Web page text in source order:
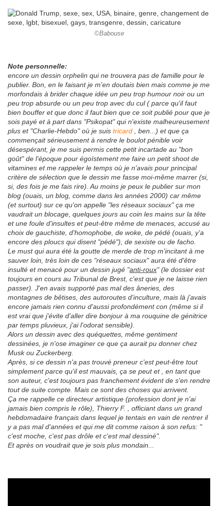
©Babouse
Note personnelle:
encore un dessin orphelin qui ne trouvera pas de famille pour le
publier. Bon, en le faisant je m'en doutais bien mais comme je me
morfondais à brider chaque idée un peu trop humour noir ou un
peu trop absurde ou un peu trop avec du cul ( parce qu'il faut
bien bouffer et que donc il faut bien que ce soit publié pour que je
sois payé et à part dans "Psikopat" qui n'existe malheureusement
plus et "Charlie-Hebdo" où je suis tricard , ben...) et que ça
commençait sérieusement à rendre le boulot pénible voir
désespérant, je me suis permis cette petit incartade au "bon
goût" de l'époque pour égoïstement me faire un petit shoot de
vitamines et me rappeler le temps où je n'avais pour principal
critère de sélection que le dessin me fasse moi-même marrer (si,
si, des fois je me fais rire). Au moins je peux le publier sur mon
blog (ouais, un blog, comme dans les années 2000) car même
(et surtout) sur ce qu'on appelle "les réseaux sociaux" ça me
vaudrait un blocage, quelques jours au coin les mains sur la tête
et une foule d'insultes et peut-être même de menaces, accusé au
choix de gauchiste, d'homophobe, de woke, de pédé (ouais, y'a
encore des ploucs qui disent "pédé"), de sexiste ou de facho.
Le must qui aura été la goutte de merde de trop m'incitant à me
sauver loin, très loin de ces "réseaux sociaux" aura été d'être
insulté et menacé pour un dessin jugé "anti-roux" (le dossier est
toujours en cours au Tribunal de Brest, c'est que je ne laisse rien
passer). J'en avais supporté pas mal des âneries, des
montagnes de bêtises, des autoroutes d'inculture, mais là j'avais
encore jamais rien connu d'aussi profondément con (même si il
est vrai que j'évite d'aller dire bonjour à ma rouquine de génitrice
par temps pluvieux, j'ai l'odorat sensible).
Alors un dessin avec des quéquettes, même gentiment
dessinées, je n'ose imaginer ce que ça aurait pu donner chez
Musk ou Zuckerberg.
Après, si ce dessin n'a pas trouvé preneur c'est peut-être tout
simplement parce qu'il est mauvais, ça se peut et , en tant que
son auteur, c'est toujours pas franchement évident de s'en rendre
tout de suite compte. Mais ce sont des choses qui arrivent.
Ça me rappelle ce directeur artistique (profession dont je n'ai
jamais bien compris le rôle), Thierry F. , officiant dans un grand
hebdomadaire français dans lequel je tentais en vain de rentrer il
y a pas mal d'années et qui me dit comme raison à son refus: "
c'est moche, c'est pas drôle et c'est mal dessiné".
Et après on voudrait que je sois plus mondain...